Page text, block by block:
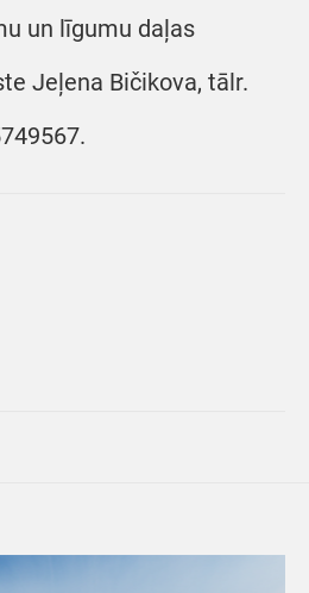
un līgumu daļas
Jeļena Bičikova, tālr.